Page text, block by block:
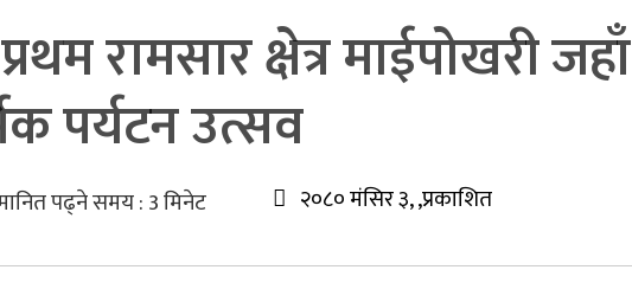
रामसार क्षेत्र माईपोखरी जहाँ
पर्यटन उत्सव
२०८० मंसिर ३, ,प्रकाशित
पढ्ने समय :3मिनेट